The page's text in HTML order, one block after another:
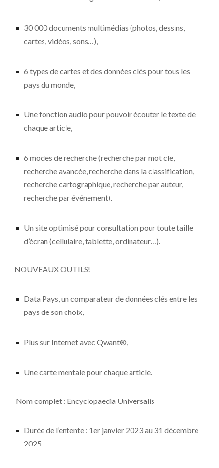
30 000 documents multimédias (photos, dessins,
cartes, vidéos, sons…),
6 types de cartes et des données clés pour tous les
pays du monde,
Une fonction audio pour pouvoir écouter le texte de
chaque article,
6 modes de recherche (recherche par mot clé,
recherche avancée, recherche dans la classification,
recherche cartographique, recherche par auteur,
recherche par événement),
Un site optimisé pour consultation pour toute taille
d’écran (cellulaire, tablette, ordinateur…).
NOUVEAUX OUTILS!
Data Pays, un comparateur de données clés entre les
pays de son choix,
Plus sur Internet avec Qwant®,
Une carte mentale pour chaque article.
Nom complet : Encyclopaedia Universalis
Durée de l’entente : 1er janvier 2023 au 31 décembre
2025